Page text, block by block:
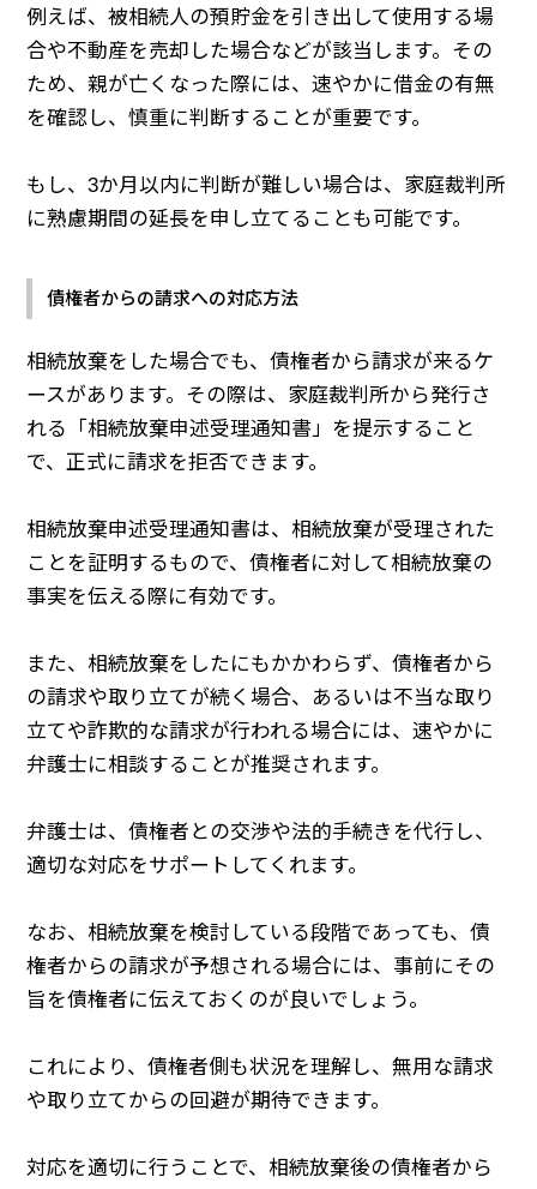
例えば、被相続人の預貯金を引き出して使用する場
合や不動産を売却した場合などが該当します。その
ため、親が亡くなった際には、速やかに借金の有無
を確認し、慎重に判断することが重要です。
もし、3か月以内に判断が難しい場合は、家庭裁判所
に熟慮期間の延長を申し立てることも可能です。
債権者からの請求への対応方法
相続放棄をした場合でも、債権者から請求が来るケ
ースがあります。その際は、家庭裁判所から発行さ
れる「相続放棄申述受理通知書」を提示すること
で、正式に請求を拒否できます。
相続放棄申述受理通知書は、相続放棄が受理された
ことを証明するもので、債権者に対して相続放棄の
事実を伝える際に有効です。
また、相続放棄をしたにもかかわらず、債権者から
の請求や取り立てが続く場合、あるいは不当な取り
立てや詐欺的な請求が行われる場合には、速やかに
弁護士に相談することが推奨されます。
弁護士は、債権者との交渉や法的手続きを代行し、
適切な対応をサポートしてくれます。
なお、相続放棄を検討している段階であっても、債
権者からの請求が予想される場合には、事前にその
旨を債権者に伝えておくのが良いでしょう。
これにより、債権者側も状況を理解し、無用な請求
や取り立てからの回避が期待できます。
対応を適切に行うことで、相続放棄後の債権者から